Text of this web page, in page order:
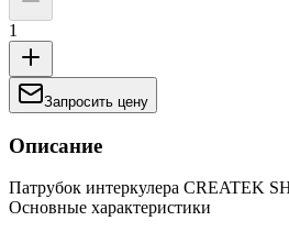
1
Запросить цену
Описание
Патрубок интеркулера CREATEK
Основные характеристики